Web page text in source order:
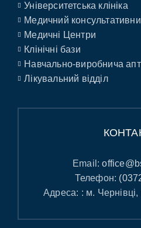
Університетська клініка
Медичний
Медичні Центри
Клінічні бази
Навчально-виробнича
Лікувальний відділ
Email:
Телефон:
Адреса: : м.